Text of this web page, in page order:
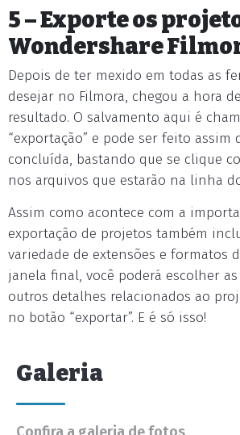
5 – Exporte os
Wondershare
Depois de ter mexido em todas as
desejar no Filmora, chegou a hora
resultado. O salvamento aqui é
“exportação” e pode ser feito assim
concluída, bastando que se clique
nos arquivos que estarão na linha
Assim como acontece com a
exportação de projetos também
variedade de extensões e formatos
janela final, você poderá escolher
outros detalhes relacionados ao
no botão “exportar”. E é só isso!
Galeria